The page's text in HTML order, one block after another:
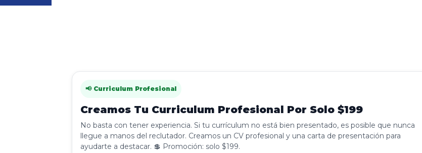
📢 Curriculum Profesional
Creamos Tu Curriculum Profesional Por Solo $199
No basta con tener experiencia. Si tu currículum no está bien presentado, es posible que nunca
llegue a manos del reclutador. Creamos un CV profesional y una carta de presentación para
ayudarte a destacar. 💲 Promoción: solo $199.